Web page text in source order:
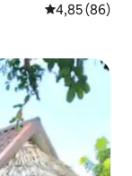
Gemiddelde
4,85 (86)